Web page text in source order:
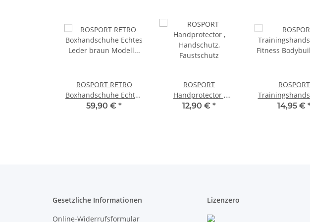
ROSPORT RETRO
Boxhandschuhe Echtes
Leder braun Modell
59,90 € *
ROSPORT
Handprotector ,
Handschutz,
12,90 € *
ROSPORT
Fitness14,95 €
Gesetzliche Informationen
Online-Widerrufsformular
Lizenzero